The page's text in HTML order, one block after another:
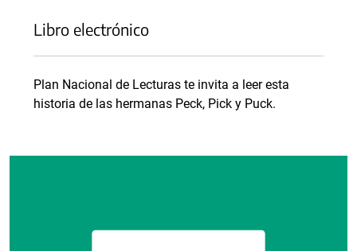
Libro electrónico
Plan Nacional de Lecturas te invita a leer esta
historia de las hermanas Peck, Pick y Puck.